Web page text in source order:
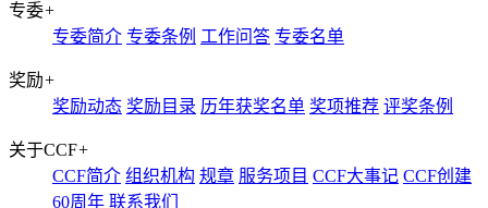
专委+
专委简介 专委条例 工作问答 专委名单
奖励+
奖励动态 奖励目录 历年获奖名单 奖项推荐 评奖条例
关于CCF+
CCF简介 组织机构 规章 服务项目 CCF大事记 CCF创建
60周年 联系我们